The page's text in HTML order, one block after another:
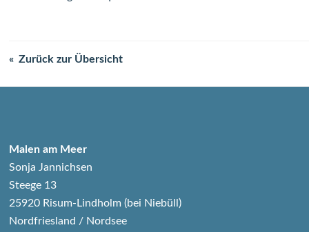
Zurück zur Übersicht
Malen am Meer
Sonja Jannichsen
Steege 13
25920 Risum-Lindholm (bei Niebüll)
Nordfriesland / Nordsee